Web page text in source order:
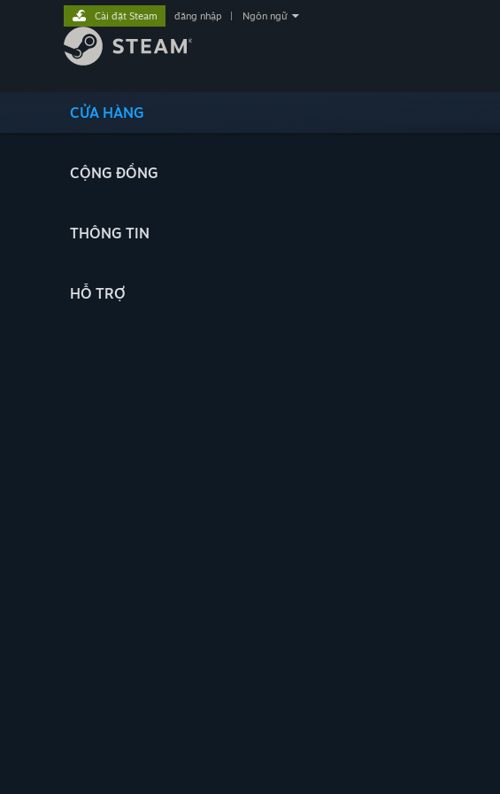
CỬA HÀNG
CỘNG ĐỒNG
THÔNG TIN
HỖ TRỢ
Cài đặt Steam đăng nhập Ngôn ngữ